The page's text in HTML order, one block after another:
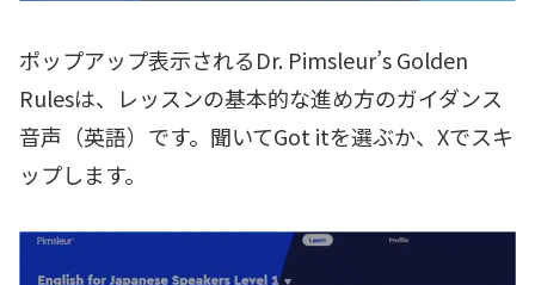
ポップアップ表示されるDr. Pimsleur’s Golden
Rulesは、レッスンの基本的な進め方のガイダンス
音声（英語）です。聞いてGot itを選ぶか、Xでスキ
ップします。